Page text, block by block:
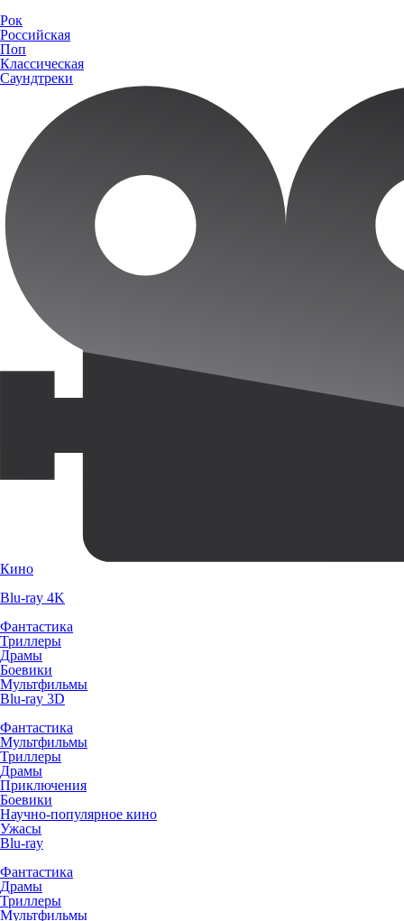
Рок
Российская
Поп
Классическая
Саундтреки
Кино
Blu-ray 4K
Фантастика
Триллеры
Драмы
Боевики
Мультфильмы
Blu-ray 3D
Фантастика
Мультфильмы
Триллеры
Драмы
Приключения
Боевики
Научно-популярное кино
Ужасы
Blu-ray
Фантастика
Драмы
Триллеры
Мультфильмы